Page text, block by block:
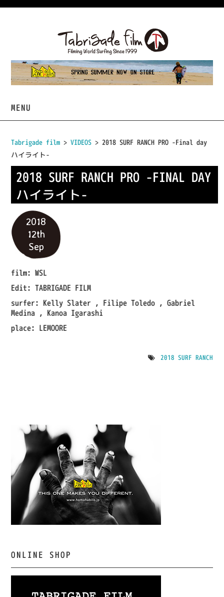
MENU
VIDEOS
PROJECTS
TABRIGADE
IMPRESSION
SHOP
Tabrigade film >VIDEOS > 2018 SURF RANCH PRO -Final day
ハイライト-
2018 SURF RANCH PRO -FINAL DAY
ハイライト-
2018
12th
Sep
film: WSL
Edit: TABRIGADE FILM
surfer: Kelly Slater , Filipe Toledo , Gabriel
Medina , Kanoa Igarashi
place: LEMOORE
2018 SURF RANCH
ONLINE SHOP